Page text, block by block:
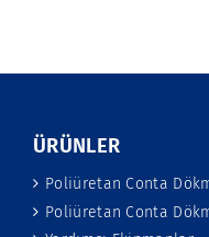
ÜRÜNLER
Poliüretan Conta
Poliüretan Conta